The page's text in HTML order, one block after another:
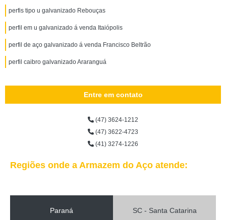
perfis tipo u galvanizado Rebouças
perfil em u galvanizado á venda Itaiópolis
perfil de aço galvanizado á venda Francisco Beltrão
perfil caibro galvanizado Araranguá
Entre em contato
(47) 3624-1212
(47) 3622-4723
(41) 3274-1226
Regiões onde a Armazem do Aço atende:
Paraná SC - Santa Catarina